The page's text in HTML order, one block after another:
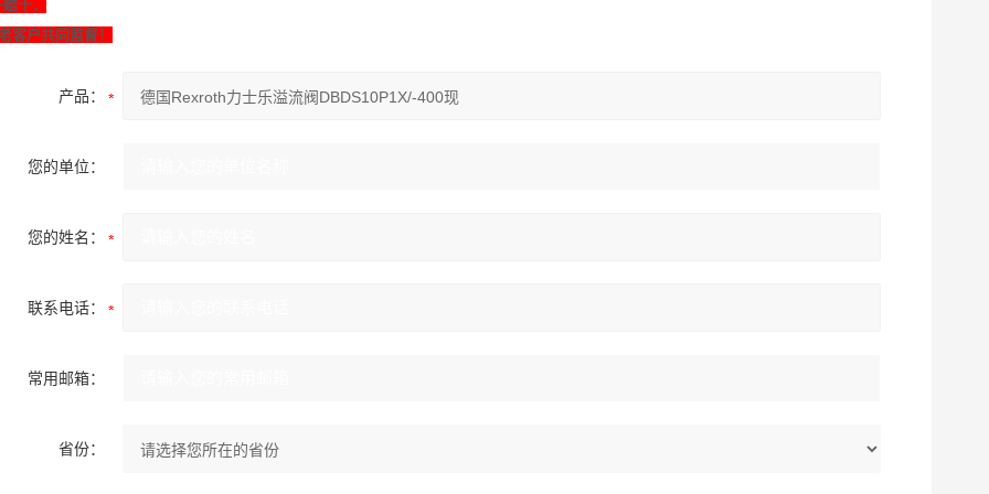
十，
客户共同监督！
产品：
您的单位：
您的姓名：
联系电话：
常用邮箱：
省份：